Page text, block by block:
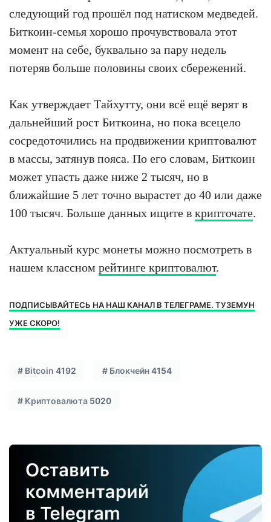
следующий год прошёл под натиском медведей.
Биткоин-семья хорошо прочувствовала этот
момент на себе, буквально за пару недель
потеряв больше половины своих сбережений.
Как утверждает Тайхутту, они всё ещё верят в
дальнейший рост Биткоина, но пока всецело
сосредоточились на продвижении криптовалют
в массы, затянув пояса. По его словам, Биткоин
может упасть даже ниже 2 тысяч, но в
ближайшие 5 лет точно вырастет до 40 или даже
100 тысяч. Больше данных ищите в крипточате.
Актуальный курс монеты можно посмотреть в
нашем классном рейтинге криптовалют.
ПОДПИСЫВАЙТЕСЬ НА НАШ КАНАЛ В ТЕЛЕГРАМЕ. ТУЗЕМУН
УЖЕ СКОРО!
# Bitcoin 4192 # Блокчейн4154
# Криптовалюта 5020